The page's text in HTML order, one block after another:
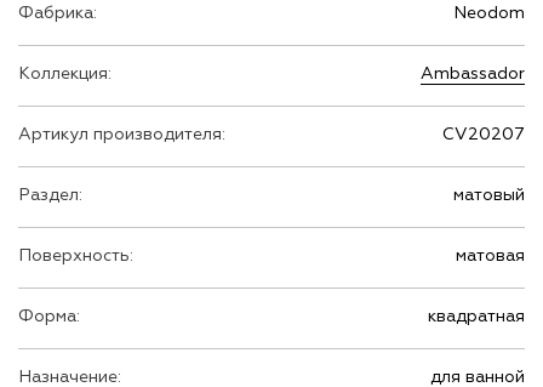
Фабрика: Neodom
Коллекция: Ambassador
Артикул производителя: CV20207
Раздел: матовый
Поверхность: матовая
Форма: квадратная
Назначение: для ванной